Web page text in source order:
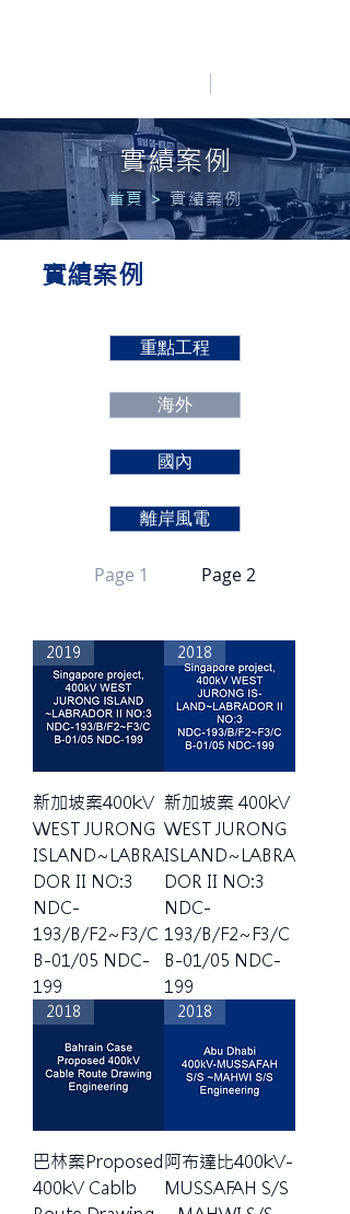
實績案例
首頁 >實績案例
實績案例
重點工程
海外
國內
離岸風電
Page 1 Page 2
2019
新加坡案400kV
WEST JURONG
ISLAND~LABRA
DOR II NO:3
NDC-
193/B/F2~F3/C
B-01/05 NDC-
199
2018
新加坡案 400kV
WEST JURONG
ISLAND~LABRA
DOR II NO:3
NDC-
193/B/F2~F3/C
B-01/05 NDC-
199
2018
巴林案Proposed
400kV Cablb
2018
阿布達比400kV-
MUSSAFAH S/S